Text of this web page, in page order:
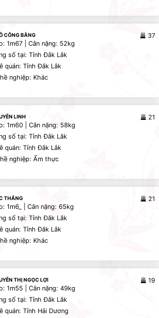
CÔNG BẰNG
37
1m67 | Cân nặng: 52kg
số tại: Tỉnh Đắk Lắk
quán: Tỉnh Đắk Lắk
nghiệp: Khác
LINH
21
1m60 | Cân nặng: 58kg
số tại: Tỉnh Đắk Lắk
quán: Tỉnh Đắk Lắk
nghiệp: Ẩm thực
THẮNG
21
1m6_ | Cân nặng: 65kg
số tại: Tỉnh Đắk Lắk
quán: Tỉnh Đắk Lắk
nghiệp: Khác
THỊ NGỌC LỢI
19
1m55 | Cân nặng: 49kg
số tại: Tỉnh Đắk Lắk
quán: Tỉnh Hải Dương